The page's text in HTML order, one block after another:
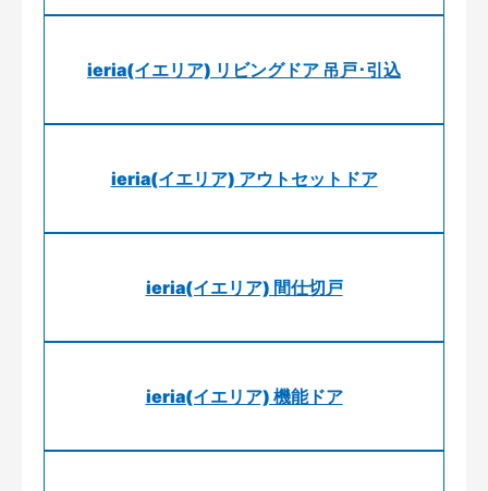
ieria(イエリア) リビングドア 吊戸･引込
ieria(イエリア) アウトセットドア
ieria(イエリア) 間仕切戸
ieria(イエリア) 機能ドア